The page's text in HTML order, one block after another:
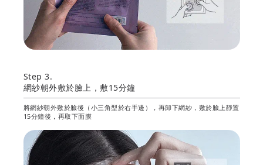
Step 3.
網紗朝外敷於臉上，敷15分鐘
將網紗朝外敷於臉後（小三角型於右手邊），再卸下網紗，敷於臉上靜置
15分鐘後，再取下面膜